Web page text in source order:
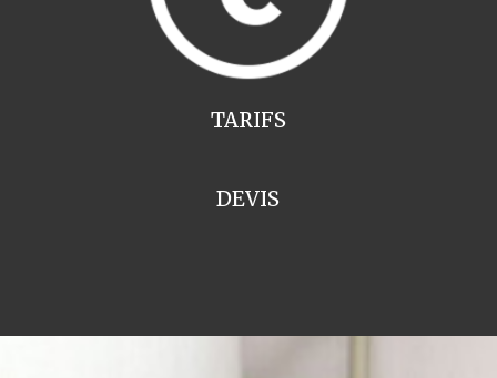
TARIFS
DEVIS